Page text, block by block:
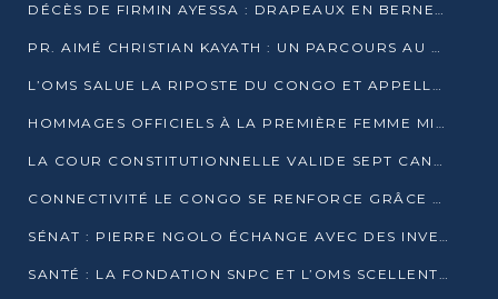
DÉCÈS DE FIRMIN AYESSA : DRAPEAUX EN BERNE LUNDI
PR. AIMÉ CHRISTIAN KAYATH : UN PARCOURS AU SERVICE DE LA RECHERCHE ET DE L’INNOVATION
L’OMS SALUE LA RIPOSTE DU CONGO ET APPELLE À DES RÉFORMES DURABLES
HOMMAGES OFFICIELS À LA PREMIÈRE FEMME MINISTRE DU CONGO
LA COUR CONSTITUTIONNELLE VALIDE SEPT CANDIDATURES POUR LA PRÉSIDENTIELLE
CONNECTIVITÉ LE CONGO SE RENFORCE GRÂCE AU CÂBLE 2AFRICA
SÉNAT : PIERRE NGOLO ÉCHANGE AVEC DES INVESTISSEURS DU NUMÉRIQUE
SANTÉ : LA FONDATION SNPC ET L’OMS SCELLENT UN PARTENARIAT STRATÉGIQUE DE TROIS ANS